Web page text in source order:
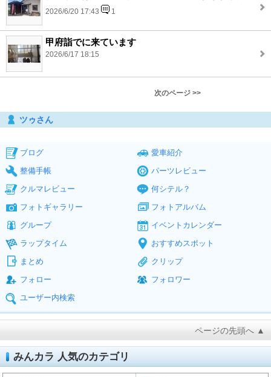
2026/6/20 17:43 1
甲府詣でに来ています
2026/6/17 18:15
次のページ >>
ツゥさん
ブログ
愛車紹介
整備手帳
パーツレビュー
クルマレビュー
何シテル？
フォトギャラリー
フォトアルバム
グループ
イベントカレンダー
ラップタイム
おすすめスポット
まとめ
クリップ
フォロー
フォロワー
ユーザー内検索
ページの先頭へ ▲
みんカラ 人気のカテゴリ